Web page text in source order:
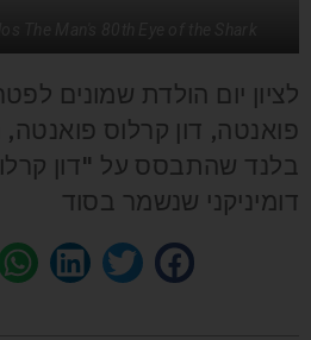
לציון יום הולדת שמונים
פואנטה, דון קרלוס פואנטה,
בלנד שהתבסס על "דון
דומיניקני שנשמר בסוד